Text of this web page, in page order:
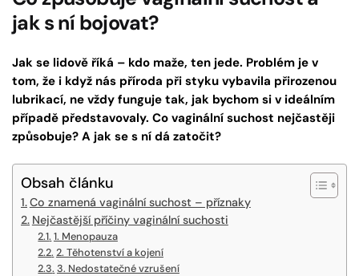
jak s ní bojovat?
Jak se lidově říká – kdo maže, ten jede. Problém je v
tom, že i když nás příroda při styku vybavila přirozenou
lubrikací, ne vždy funguje tak, jak bychom si v ideálním
případě představovaly. Co vaginální suchost nejčastěji
způsobuje? A jak se s ní dá zatočit?
Obsah článku
Co znamená vaginální suchost – příznaky
Nejčastější příčiny vaginální suchosti
1. Menopauza
2. Těhotenství a kojení
3. Nedostatečné vzrušení